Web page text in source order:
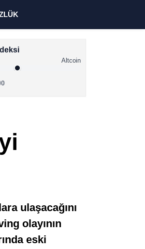
Memecoin Haberleri
Stablecoin Haberleri
Altcoin
ulaşacağını
olayının
eski